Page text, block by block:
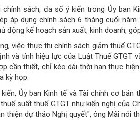
chính sách, đa số ý kiến trong Ủy ban
áp dụng chính sách 6 tháng cuối
động kế hoạch sản xuất, kinh doanh,
việc thực thi chính sách giảm thuế
và tính hiệu lực của Luật Thuế GTGT
cần thiết, chỉ kéo dài thời hạn thực
kỳ họp.
Ủy ban Kinh tế và Tài chính cơ
suất thuế GTGT như kiến nghị của
thiện dự thảo Nghị quyết", ông Mãi nói